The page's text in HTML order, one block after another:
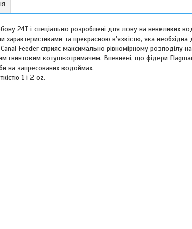
24T і спеціально розроблені для лову на невеликих
та прекрасною в'язкістю, яка
Feeder сприяє максимально рівномірному розподілу
гвинтовим котушкотримачем. Впевнені, що фідери
на запресованих водоймах.
1 і 2 oz.